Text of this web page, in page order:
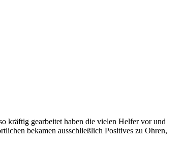
kräftig gearbeitet haben die vielen Helfer vor und
bekamen ausschließlich Positives zu Ohren,